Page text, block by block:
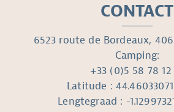
CONTACT
6523 route de Bordeaux,
Camping:
+33 (0)5 58 78 12
Latitude :
Lengtegraad : -